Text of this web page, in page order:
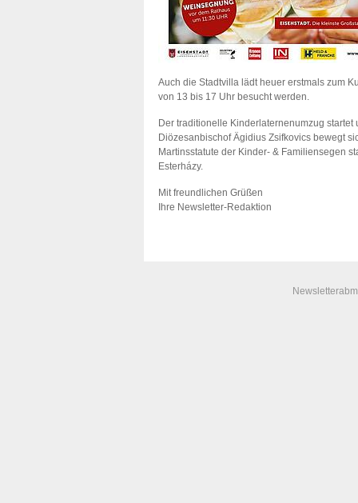
Auch die Stadtvilla lädt heuer erstmals zum
von 13 bis 17 Uhr besucht werden.
Der traditionelle Kinderlaternenumzug
Diözesanbischof Ägidius Zsifkovics bewegt
Martinsstatute der Kinder- & Familiensegen
Esterházy.
Mit freundlichen Grüßen
Ihre Newsletter-Redaktion